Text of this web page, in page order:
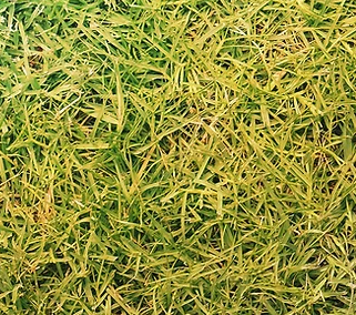
効率的に習得可能です
一人一人の気付き、提案もポータルサイトに
の財産としています。
リハビリネクストの業務改善は「ポータルサ
具体的に話し合いをし、改善事項はリアルタ
スタッフは現場に集中できる様にするためレ
スタッフのオンコール対応は必要ありません。
２４時間対応体制加算を届けていません。